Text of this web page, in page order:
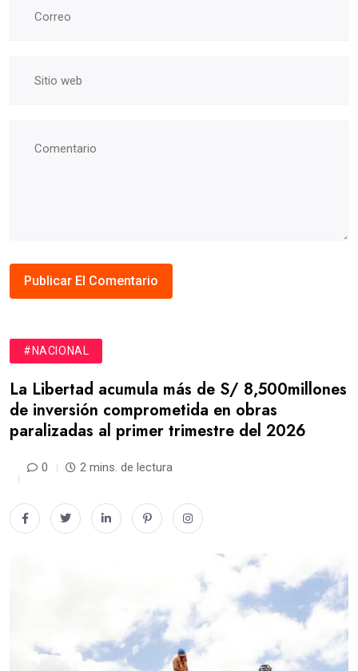
#NACIONAL
La Libertad acumula más de S/ 8,500millones
de inversión comprometida en obras
paralizadas al primer trimestre del 2026
0 2 mins. de lectura